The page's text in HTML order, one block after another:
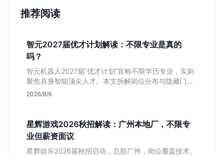
推荐阅读
智元2027届优才计划解读：不限专业是真的
吗？
智元机器人2027届“优才计划”宣称不限学历专业，实则
聚焦具身智能顶尖人才。本文拆解岗位分布与隐藏门
槛，分析算法、仿真等核心方向，帮你判断是否值得投
2026/8/6
星辉游戏2026秋招解读：广州本地厂，不限专
业但薪资面议
星辉娱乐2026届秋招启动，总部广州，岗位覆盖技术、